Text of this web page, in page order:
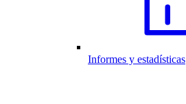
Informes y estadísticas